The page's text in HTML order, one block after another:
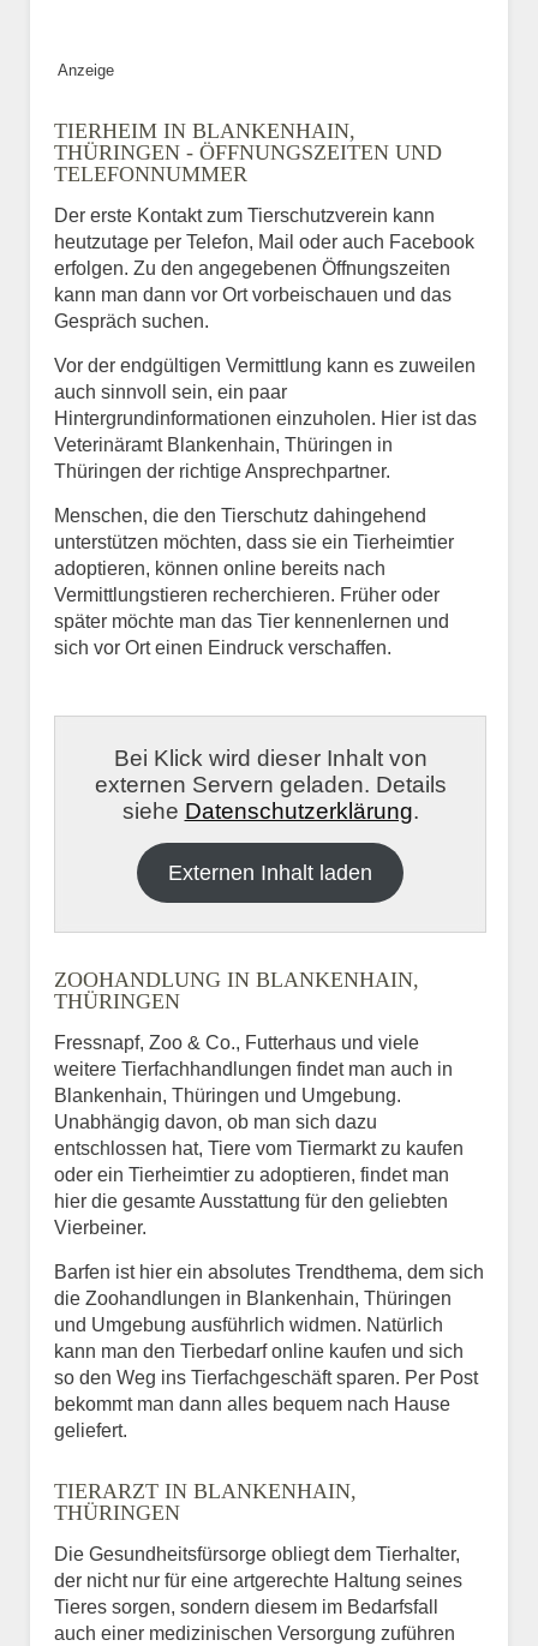
Anzeige
TIERHEIM IN BLANKENHAIN,
THÜRINGEN - ÖFFNUNGSZEITEN UND
TELEFONNUMMER
Der erste Kontakt zum Tierschutzverein kann
heutzutage per Telefon, Mail oder auch Facebook
erfolgen. Zu den angegebenen Öffnungszeiten
kann man dann vor Ort vorbeischauen und das
Gespräch suchen.
Vor der endgültigen Vermittlung kann es zuweilen
auch sinnvoll sein, ein paar
Hintergrundinformationen einzuholen. Hier ist das
Veterinäramt Blankenhain, Thüringen in
Thüringen der richtige Ansprechpartner.
Menschen, die den Tierschutz dahingehend
unterstützen möchten, dass sie ein Tierheimtier
adoptieren, können online bereits nach
Vermittlungstieren recherchieren. Früher oder
später möchte man das Tier kennenlernen und
sich vor Ort einen Eindruck verschaffen.
Bei Klick wird dieser Inhalt von
externen Servern geladen. Details
siehe Datenschutzerklärung.
Externen Inhalt laden
ZOOHANDLUNG IN BLANKENHAIN,
THÜRINGEN
Fressnapf, Zoo & Co., Futterhaus und viele
weitere Tierfachhandlungen findet man auch in
Blankenhain, Thüringen und Umgebung.
Unabhängig davon, ob man sich dazu
entschlossen hat, Tiere vom Tiermarkt zu kaufen
oder ein Tierheimtier zu adoptieren, findet man
hier die gesamte Ausstattung für den geliebten
Vierbeiner.
Barfen ist hier ein absolutes Trendthema, dem sich
die Zoohandlungen in Blankenhain, Thüringen
und Umgebung ausführlich widmen. Natürlich
kann man den Tierbedarf online kaufen und sich
so den Weg ins Tierfachgeschäft sparen. Per Post
bekommt man dann alles bequem nach Hause
geliefert.
TIERARZT IN BLANKENHAIN,
THÜRINGEN
Die Gesundheitsfürsorge obliegt dem Tierhalter,
der nicht nur für eine artgerechte Haltung seines
Tieres sorgen, sondern diesem im Bedarfsfall
auch einer medizinischen Versorgung zuführen